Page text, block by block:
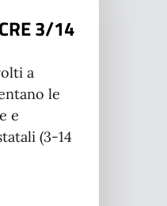
3/14
a
le
e
(3-14